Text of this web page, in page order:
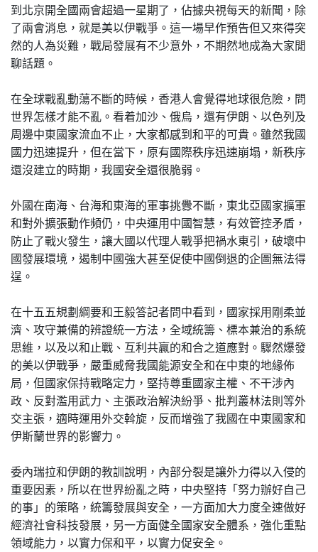
到北京開全國兩會超過一星期了，佔據央視每天的新聞，除
了兩會消息，就是美以伊戰爭。這一場早作預告但又來得突
然的人為災難，戰局發展有不少意外，不期然地成為大家閒
聊話題。
在全球戰亂動蕩不斷的時候，香港人會覺得地球很危險，問
世界怎樣才能不亂。看着加沙、俄烏，還有伊朗、以色列及
周邊中東國家流血不止，大家都感到和平的可貴。雖然我國
國力迅速提升，但在當下，原有國際秩序迅速崩塌，新秩序
還沒建立的時期，我國安全還很脆弱。
外國在南海、台海和東海的軍事挑釁不斷，東北亞國家擴軍
和對外擴張動作頻仍，中央運用中國智慧，有效管控矛盾，
防止了戰火發生，讓大國以代理人戰爭把禍水東引，破壞中
國發展環境，遏制中國強大甚至促使中國倒退的企圖無法得
逞。
在十五五規劃綱要和王毅答記者問中看到，國家採用剛柔並
濟、攻守兼備的辨證統一方法，全域統籌、標本兼治的系統
思維，以及以和止戰、互利共贏的和合之道應對。驟然爆發
的美以伊戰爭，嚴重威脅我國能源安全和在中東的地緣佈
局，但國家保持戰略定力，堅持尊重國家主權、不干涉內
政、反對濫用武力、主張政治解決紛爭、批判叢林法則等外
交主張，適時運用外交斡旋，反而增強了我國在中東國家和
伊斯蘭世界的影響力。
委內瑞拉和伊朗的教訓說明，內部分裂是讓外力得以入侵的
重要因素，所以在世界紛亂之時，中央堅持「努力辦好自己
的事」的策略，統籌發展與安全，一方面加大力度全速做好
經濟社會科技發展，另一方面健全國家安全體系，強化重點
領域能力，以實力保和平，以實力促安全。